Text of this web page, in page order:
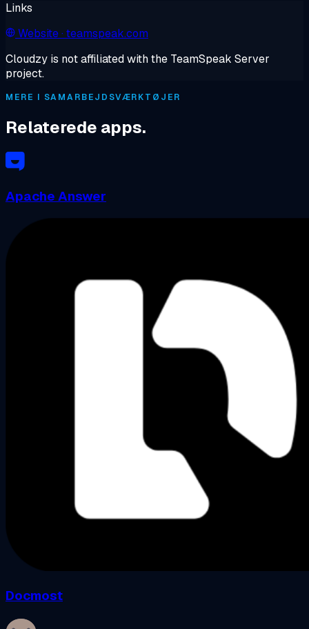
Links
Website· teamspeak.com
Cloudzy is not affiliated with the TeamSpeak Server
project.
MERE I SAMARBEJDSVÆRKTØJER
Relaterede apps.
Apache Answer
Docmost